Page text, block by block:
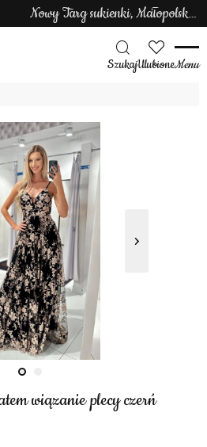
Nowy Targ sukienki, Małopolska sukienki
SzukajUlubioneMenu
wiązanie plecy czerń